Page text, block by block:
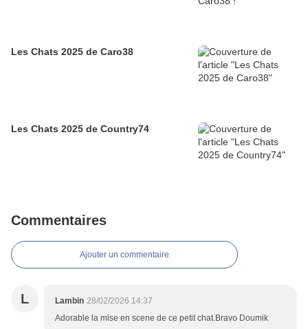
Les Chats 2025 de Caro38
Les Chats 2025 de Country74
Commentaires
Ajouter un commentaire
L Lambin 28/02/2026 14:37
Adorable la mise en scene de ce petit chat.Bravo Doumik